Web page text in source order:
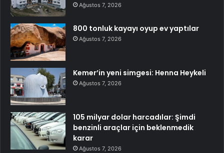
Ağustos 7, 2026
800 tonluk kayayı oyup ev yaptılar
Ağustos 7, 2026
Kemer’in yeni simgesi: Henna Heykeli
Ağustos 7, 2026
105 milyar dolar harcadılar: Şimdi
benzinli araçlar için beklenmedik
karar
Ağustos 7, 2026